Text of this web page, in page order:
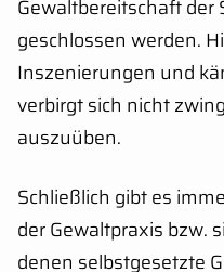
Gewaltbereitschaft der
geschlossen werden.
Inszenierungen und
verbirgt sich nicht
auszuüben.
Schließlich gibt es
der Gewaltpraxis bzw.
denen selbstgesetzte